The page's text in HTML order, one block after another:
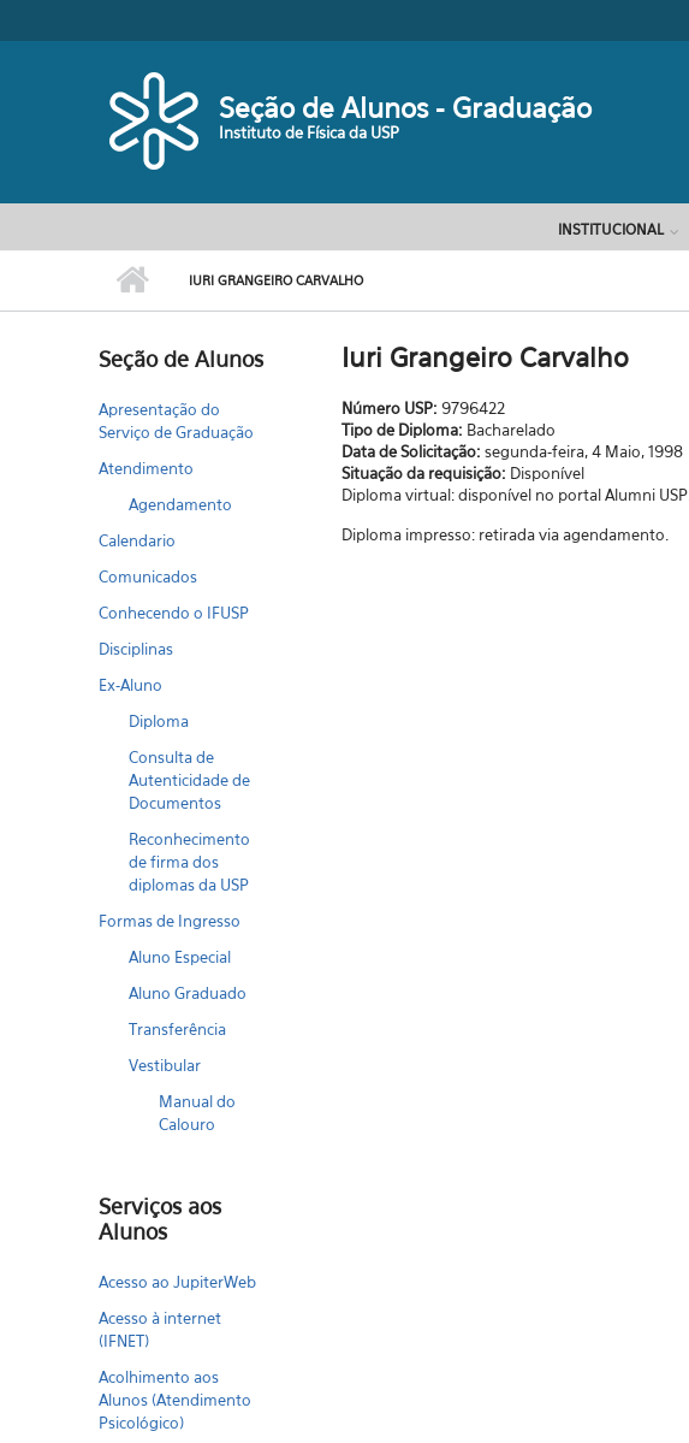
Seção de Alunos - Graduação
Instituto de Física da USP
INSTITUCIONAL
IURI GRANGEIRO CARVALHO
Seção de Alunos
Apresentação do
Serviço de Graduação
Atendimento
Agendamento
Calendario
Comunicados
Conhecendo o IFUSP
Disciplinas
Ex-Aluno
Diploma
Consulta de
Autenticidade de
Documentos
Reconhecimento
de firma dos
diplomas da USP
Formas de Ingresso
Aluno Especial
Aluno Graduado
Transferência
Vestibular
Manual do
Calouro
Serviços aos
Alunos
Acesso ao JupiterWeb
Acesso à internet
(IFNET)
Acolhimento aos
Alunos (Atendimento
Psicológico)
Iuri Grangeiro Carvalho
Número USP: 9796422
Tipo de Diploma: Bacharelado
Data de Solicitação: segunda-feira, 4 Maio, 1998
Situação da requisição: Disponível
Diploma virtual: disponível no portal Alumni USP.
Diploma impresso: retirada via agendamento.